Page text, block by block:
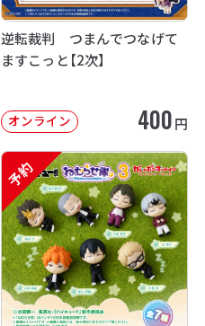
逆転裁判 つまんでつなげて
ますこっと【2次】
オンライン 400円
予約